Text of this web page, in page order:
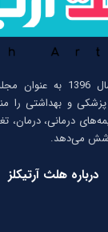
از سال 1396 به
پزشکی و بهداشتی را
درمانی، درمان،
می‌دهد.
درباره هلث آرتیکلز